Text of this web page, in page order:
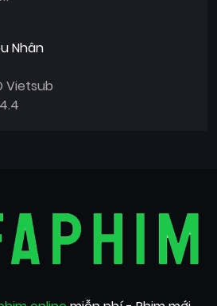
Nhân
Vietsub